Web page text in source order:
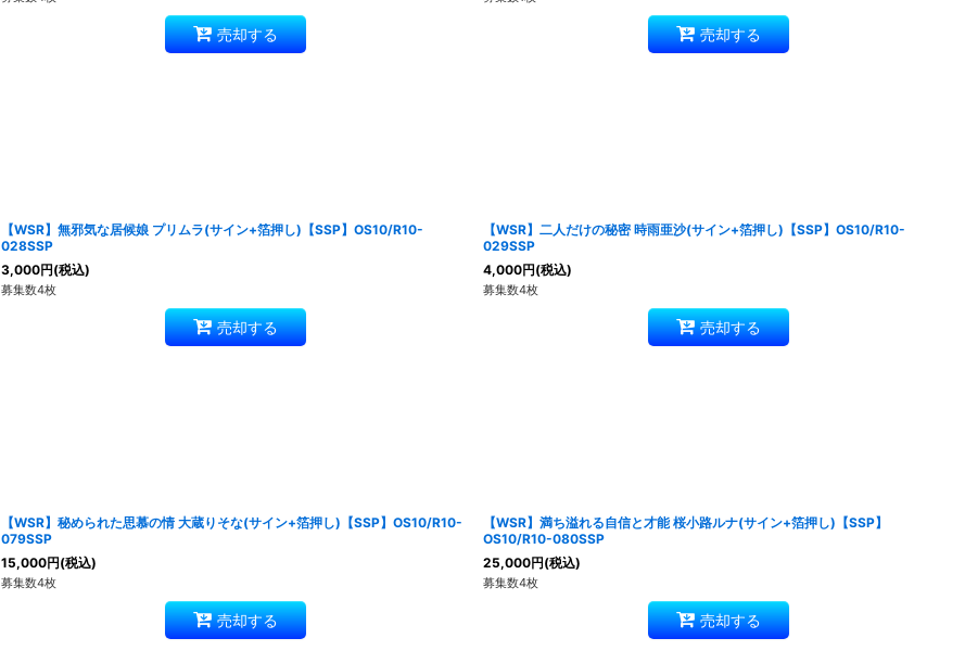
売却する 売却する
【WSR】無邪気な居候娘 プリムラ(サイン+箔押し)【SSP】OS10/R10-
028SSP
3,000円(税込)
募集数4枚
売却する
【WSR】二人だけの秘密 時雨亜沙(サイン+箔押し)【SSP】OS10/R10-
029SSP
4,000円(税込)
募集数4枚
売却する
【WSR】秘められた思慕の情 大蔵りそな(サイン+箔押し)【SSP】OS10/R10-
079SSP
15,000円(税込)
募集数4枚
売却する
【WSR】満ち溢れる自信と才能 桜小路ルナ(サイン+箔押し)【SSP】
OS10/R10-080SSP
25,000円(税込)
募集数4枚
売却する